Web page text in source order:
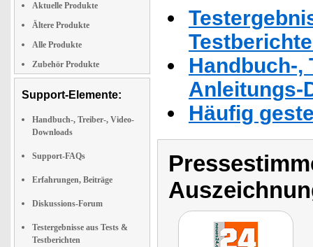
Aktuelle Produkte
Ältere Produkte
Alle Produkte
Zubehör Produkte
Support-Elemente:
Handbuch-, Treiber-, Video-
Downloads
Support-FAQs
Erfahrungen, Beiträge
Diskussions-Forum
Testergebnisse aus Tests &
Testberichten
Handbuch-,
Anleitungs-
Häufig